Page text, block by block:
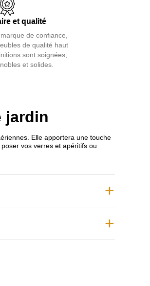
et qualité
de confiance,
de qualité haut
sont soignées,
et solides.
jardin
Elle apportera une touche
vos verres et apéritifs ou